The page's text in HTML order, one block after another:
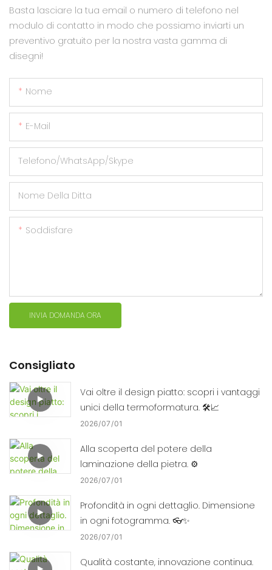
Basta lasciare la tua email o numero di telefono nel
modulo di contatto in modo che possiamo inviarti un
preventivo gratuito per la nostra vasta gamma di
disegni!
Nome
E-Mail
Telefono/WhatsApp/Skype
Nome Della Ditta
Soddisfare
INVIA DOMANDA ORA
Consigliato
Vai oltre il design piatto: scopri i vantaggi
unici della termoformatura. 🛠️📈
2026 07 01
Alla scoperta del potere della
laminazione della pietra. ⚙️
2026 07 01
Profondità in ogni dettaglio. Dimensione
in ogni fotogramma. 👓✨
2026 07 01
Qualità costante, innovazione continua.